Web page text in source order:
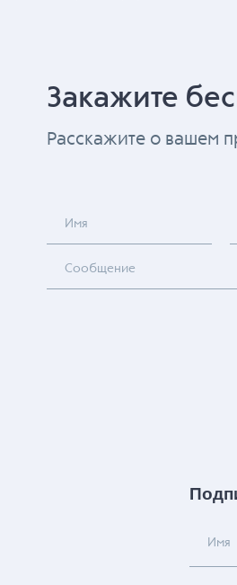
Закажите
Расскажите о вашем
Имя
Сообщение
Имя